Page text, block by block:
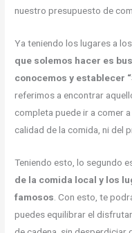
nuestro presupuesto de
Ya teniendo los lugares a
que solemos hacer es
conocemos y establecer
referimos a encontrar
completa puede ir a comer
calidad de la comida, ni del
Teniendo esto, lo segundo
de la comida local y los
famosos . Con esto, te
puedes equilibrar el